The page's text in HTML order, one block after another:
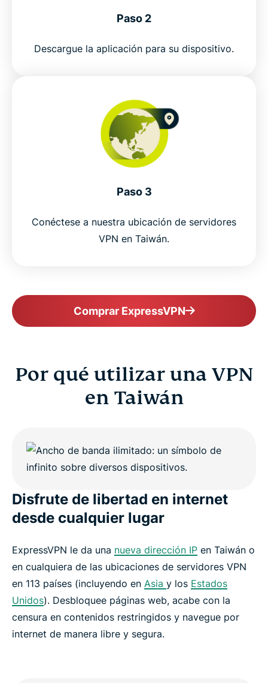
confían los internautas de Taiwán
Paso 2
Descargue la aplicación para su dispositivo.
Paso 3
Conéctese a nuestra ubicación de servidores
VPN en Taiwán.
Comprar ExpressVPN
Por qué utilizar una VPN
en Taiwán
Disfrute de libertad en internet
desde cualquier lugar
ExpressVPN le da una nueva dirección IP en Taiwán o
en cualquiera de las ubicaciones de servidores VPN
en 113 países (incluyendo en Asia y los Estados
Unidos). Desbloquee páginas web, acabe con la
censura en contenidos restringidos y navegue por
internet de manera libre y segura.